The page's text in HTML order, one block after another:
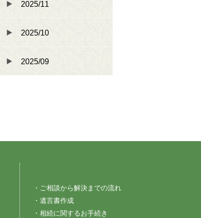
2025/11
2025/10
2025/09
・ご相談から解決までの流れ
・遺言書作成
・相続に関するお手続き